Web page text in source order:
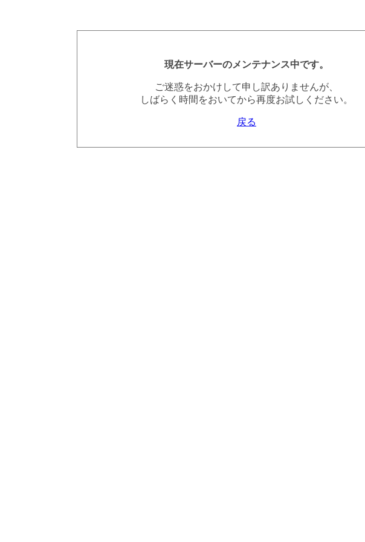
現在サーバーのメンテナンス中です。
ご迷惑をおかけして申し訳ありませんが、
しばらく時間をおいてから再度お試しください。
戻る